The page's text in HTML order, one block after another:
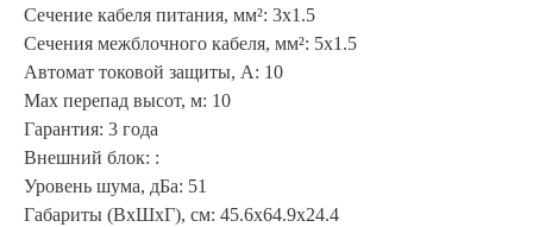
Сечение кабеля питания, мм²: 3x1.5
Сечения межблочного кабеля, мм²: 5x1.5
Автомат токовой защиты, А: 10
Max перепад высот, м: 10
Гарантия: 3 года
Внешний блок: :
Уровень шума, дБа: 51
Габариты (ВхШхГ), см: 45.6x64.9x24.4